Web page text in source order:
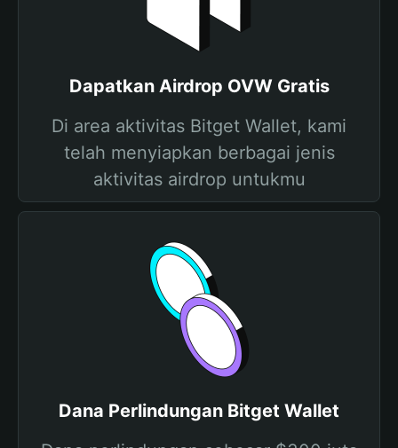
Dapatkan Airdrop OVW Gratis
Di area aktivitas Bitget Wallet, kami
telah menyiapkan berbagai jenis
aktivitas airdrop untukmu
Dana Perlindungan Bitget Wallet